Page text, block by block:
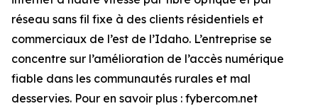
réseau sans fil fixe à des clients résidentiels et
commerciaux de l’est de l’Idaho. L’entreprise se
concentre sur l’amélioration de l’accès numérique
fiable dans les communautés rurales et mal
desservies. Pour en savoir plus : fybercom.net